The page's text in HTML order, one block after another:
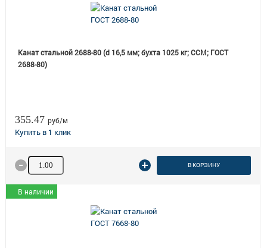
Канат стальной 2688-80 (d 16,5 мм; бухта 1025 кг; ССМ; ГОСТ
2688-80)
355.47 руб/м
Количество товара В КОРЗИНУ
В наличии